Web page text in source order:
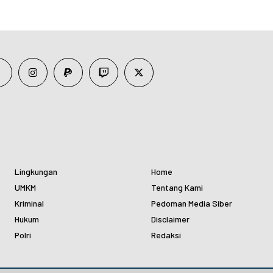
Lingkungan
UMKM
Kriminal
Hukum
Polri
Home
Tentang Kami
Pedoman Media Siber
Disclaimer
Redaksi